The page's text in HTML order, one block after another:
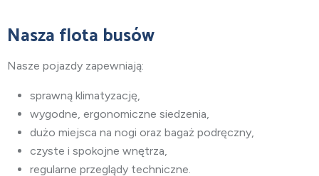
Nasza flota busów
Nasze pojazdy zapewniają:
sprawną klimatyzację,
wygodne, ergonomiczne siedzenia,
dużo miejsca na nogi oraz bagaż podręczny,
czyste i spokojne wnętrza,
regularne przeglądy techniczne.